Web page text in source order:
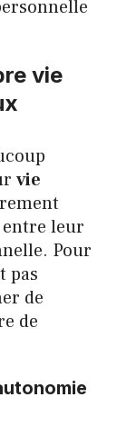
vie
vie
leur
Pour
pas
de
de